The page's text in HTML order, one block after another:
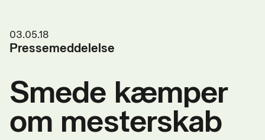
03.05.18
Pressemeddelelse
Smede kæmper
om mesterskab